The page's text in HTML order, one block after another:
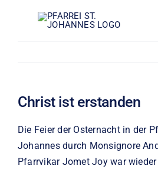
Christ ist erstanden
Die Feier der Osternacht in der
Johannes durch Monsignore
Pfarrvikar Jomet Joy war